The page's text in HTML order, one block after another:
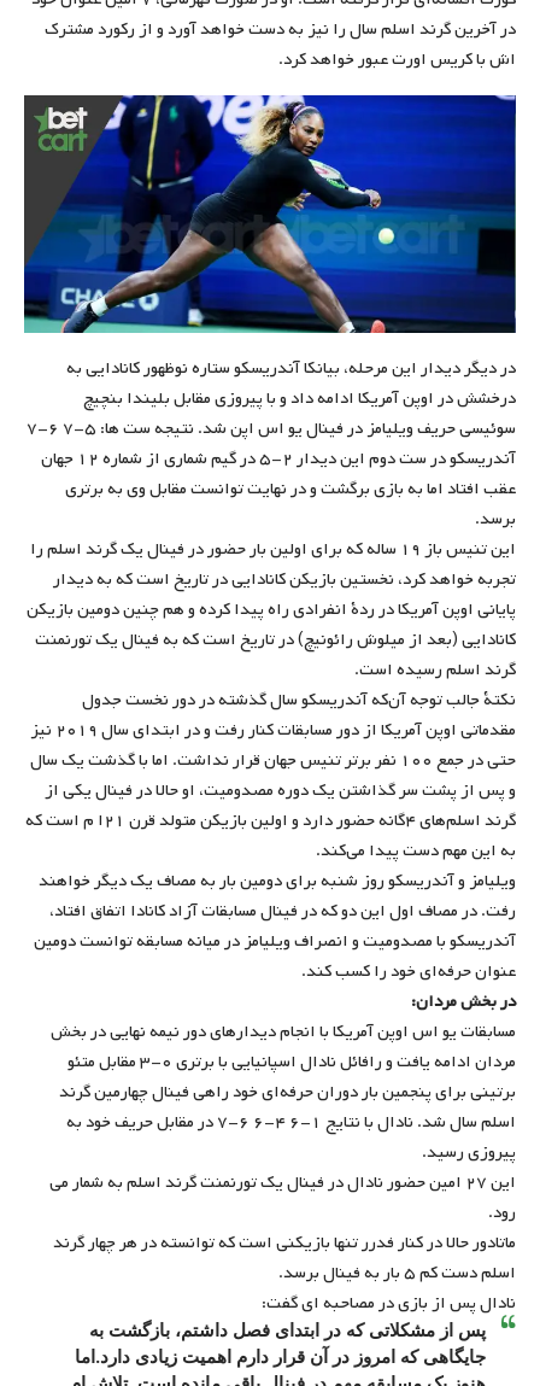
در آخرین گرند اسلم سال را نیز به دست خواهد آورد و از رکورد مشترک
اش با کریس اورت عبور خواهد کرد.
در دیگر دیدار این مرحله، بیانکا آندریسکو ستاره نوظهور کانادایی به
درخشش در اوپن آمریکا ادامه داد و با پیروزی مقابل بلیندا بنچیچ
سوئیسی حریف ویلیامز در فینال یو اس اپن شد. نتیجه ست ها: ۵-۷ ۶-۷
آندریسکو در ست دوم این دیدار ۲-۵ در گیم ‌شماری از شماره ۱۲ جهان
عقب افتاد اما به بازی برگشت و در نهایت توانست مقابل وی به برتری
برسد.
این تنیس‌ باز ۱۹ ساله که برای اولین بار حضور در فینال یک گرند اسلم را
تجربه خواهد کرد، نخستین بازیکن کانادایی در تاریخ است که به دیدار
پایانی اوپن آمریکا در ردۀ انفرادی راه پیدا کرده و هم‌ چنین دومین بازیکن
کانادایی (بعد از میلوش رائونیچ) در تاریخ است که به فینال یک تورنمنت
گرند اسلم رسیده است.
نکتۀ جالب توجه آن‌که آندریسکو سال گذشته در دور نخست جدول
مقدماتی اوپن آمریکا از دور مسابقات کنار رفت و در ابتدای سال ۲۰۱۹ نیز
حتی در جمع ۱۰۰ نفر برتر تنیس جهان قرار نداشت. اما با گذشت یک سال
و پس از پشت سر گذاشتن یک دوره مصدومیت، او حالا در فینال یکی از
گرند اسلم‌های ۴گانه حضور دارد و اولین بازیکن متولد قرن ۲۱ا م است که
به این مهم دست پیدا می‌کند.
ویلیامز و آندریسکو روز شنبه برای دومین بار به مصاف یک‌ دیگر خواهند
رفت. در مصاف اول این دو که در فینال مسابقات آزاد کانادا اتفاق افتاد،
آندریسکو با مصدومیت و انصراف ویلیامز در میانه مسابقه توانست دومین
عنوان حرفه‌ای خود را کسب کند.
در بخش مردان:
مسابقات یو اس اوپن آمریکا با انجام دیدارهای دور نیمه نهایی در بخش
مردان ادامه یافت و رافائل نادال اسپانیایی با برتری ۰-۳ مقابل متئو
برتینی برای پنجمین بار دوران حرفه‌ای خود راهی فینال چهارمین گرند
اسلم سال شد. نادال با نتایج ۱-۶ ۴-۶ ۶-۷ در مقابل حریف خود به
پیروزی رسید.
این ۲۷ امین حضور نادال در فینال یک تورنمنت گرند اسلم به‌ شمار می
‌رود.
ماتادور حالا در کنار فدرر تنها بازیکنی است که توانسته در هر چهار گرند
اسلم دست کم ۵ بار به فینال برسد.
نادال پس از بازی در مصاحبه ای گفت:
پس از مشکلاتی که در ابتدای فصل داشتم، بازگشت به
جایگاهی که امروز در آن قرار دارم اهمیت زیادی دارد.اما